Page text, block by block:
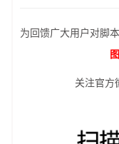
为回馈广大用户对脚
关注官方